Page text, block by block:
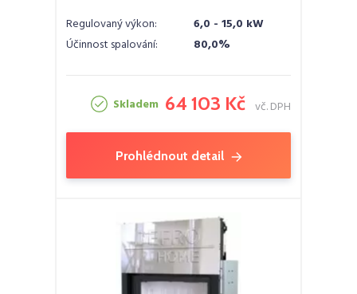
Regulovaný výkon:
6,0 - 15,0 kW
Účinnost spalování:
80,0%
Skladem 64 103 Kč vč. DPH
Prohlédnout detail